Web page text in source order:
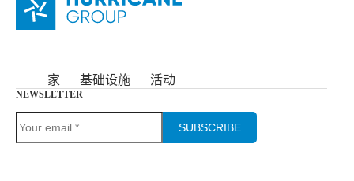
家 基础设施 活动
NEWSLETTER
SUBSCRIBE